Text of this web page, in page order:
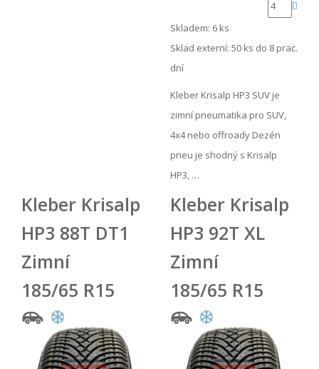
Skladem: 6 ks
Sklad externí: 50 ks do 8 prac.
dní
Kleber Krisalp HP3 SUV je
zimní pneumatika pro SUV,
4x4 nebo offroady Dezén
pneu je shodný s Krisalp
HP3, …
Kleber Krisalp
HP3 88T DT1
Zimní
185/65 R15
Kleber Krisalp
HP3 92T XL
Zimní
185/65 R15